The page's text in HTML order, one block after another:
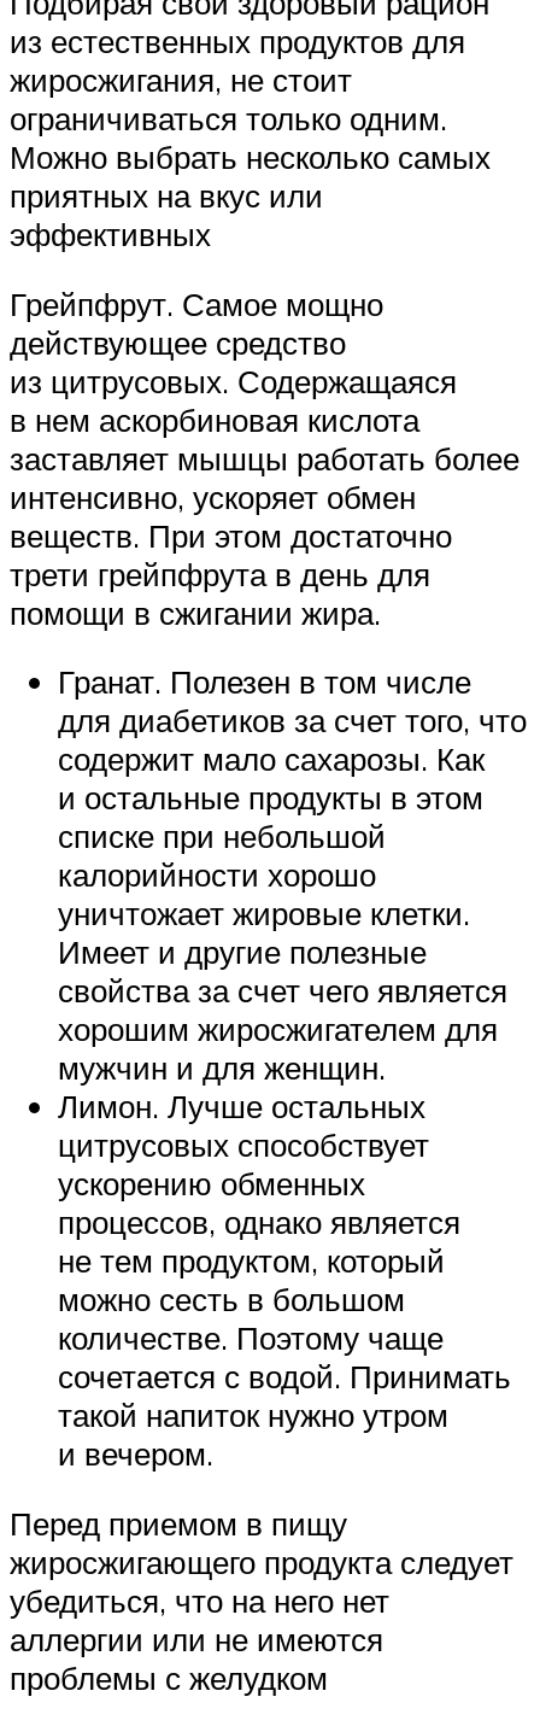
из естественных продуктов для
жиросжигания, не стоит
ограничиваться только одним.
Можно выбрать несколько самых
приятных на вкус или
эффективных
Грейпфрут. Самое мощно
действующее средство
из цитрусовых. Содержащаяся
в нем аскорбиновая кислота
заставляет мышцы работать более
интенсивно, ускоряет обмен
веществ. При этом достаточно
трети грейпфрута в день для
помощи в сжигании жира.
Гранат. Полезен в том числе
для диабетиков за счет того, что
содержит мало сахарозы. Как
и остальные продукты в этом
списке при небольшой
калорийности хорошо
уничтожает жировые клетки.
Имеет и другие полезные
свойства за счет чего является
хорошим жиросжигателем для
мужчин и для женщин.
Лимон. Лучше остальных
цитрусовых способствует
ускорению обменных
процессов, однако является
не тем продуктом, который
можно сесть в большом
количестве. Поэтому чаще
сочетается с водой. Принимать
такой напиток нужно утром
и вечером.
Перед приемом в пищу
жиросжигающего продукта следует
убедиться, что на него нет
аллергии или не имеются
проблемы с желудком